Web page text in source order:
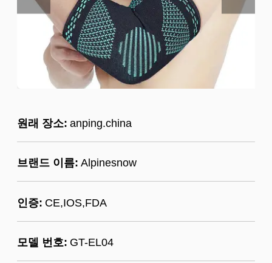
원래 장소: anping.china
브랜드 이름: Alpinesnow
인증: CE,IOS,FDA
모델 번호: GT-EL04